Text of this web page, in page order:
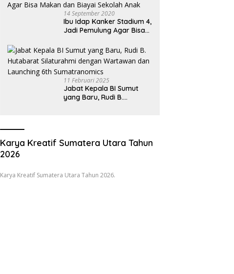
14 September 2020
Ibu Idap Kanker Stadium 4,
Jadi Pemulung Agar Bisa
Anak
11 Februari 2025
Jabat Kepala BI Sumut
yang Baru, Rudi B.
Karya Kreatif Sumatera Utara Tahun
2026
Karya Kreatif Sumatera Utara Tahun 2026.